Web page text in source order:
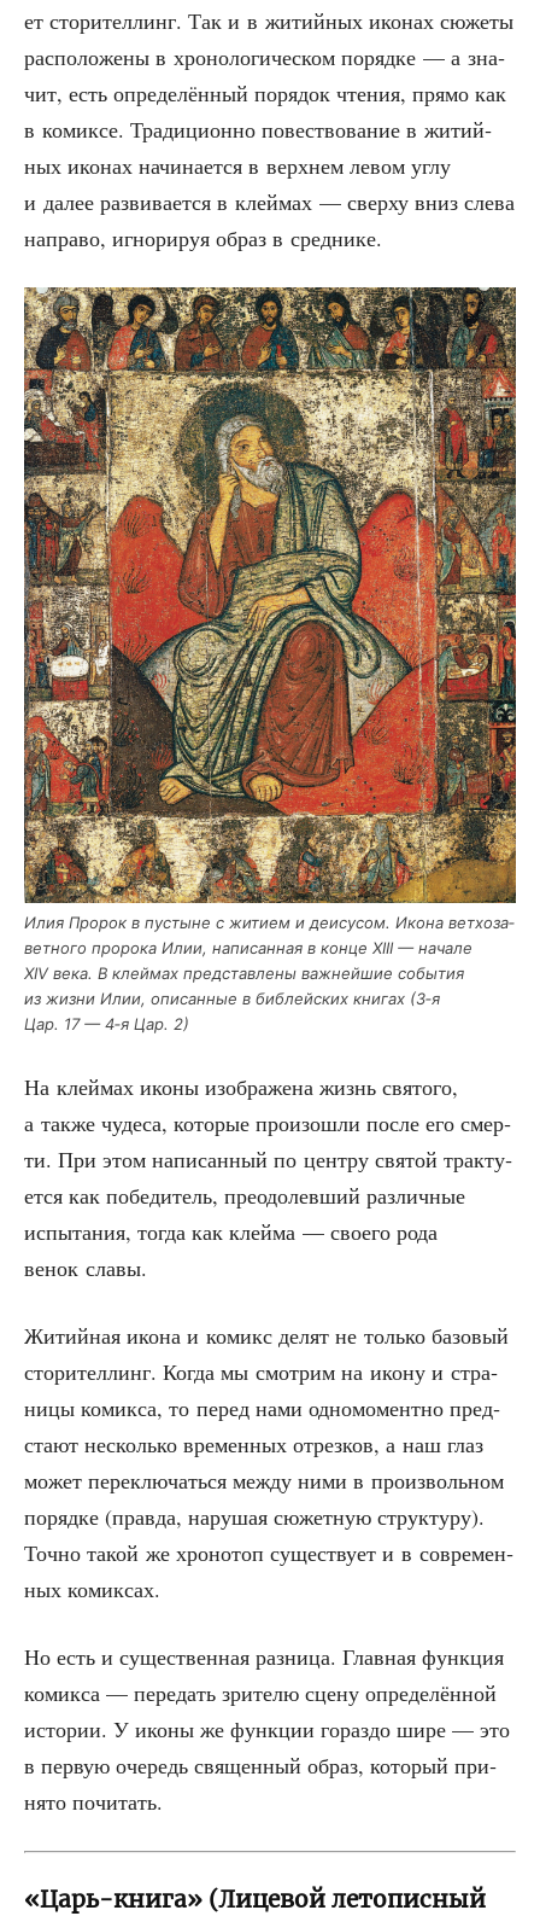
ет сто­ри­тел­линг. Так и в житий­ных ико­нах сюже­ты
рас­по­ло­же­ны в хро­но­ло­ги­че­ском поряд­ке — а зна­
чит, есть опре­де­лён­ный поря­док чте­ния, пря­мо как
в комик­се. Тра­ди­ци­он­но повест­во­ва­ние в житий­
ных ико­нах начи­на­ет­ся в верх­нем левом углу
и далее раз­ви­ва­ет­ся в клей­мах — свер­ху вниз сле­ва
напра­во, игно­ри­руя образ в среднике.
Илия Про­рок в пустыне с жити­ем и деи­су­сом. Ико­на вет­хо­за­
вет­но­го про­ро­ка Илии, напи­сан­ная в кон­це XIII — нача­ле
XIV века. В клей­мах пред­став­ле­ны важ­ней­шие собы­тия
из жиз­ни Илии, опи­сан­ные в биб­лей­ских кни­гах (3‑я
Цар. 17 — 4‑я Цар. 2)
На клей­мах ико­ны изоб­ра­же­на жизнь свя­то­го,
а так­же чуде­са, кото­рые про­изо­шли после его смер­
ти. При этом напи­сан­ный по цен­тру свя­той трак­ту­
ет­ся как побе­ди­тель, пре­одо­лев­ший раз­лич­ные
испы­та­ния, тогда как клей­ма — сво­е­го рода
венок славы.
Житий­ная ико­на и комикс делят не толь­ко базо­вый
сто­ри­тел­линг. Когда мы смот­рим на ико­ну и стра­
ни­цы комик­са, то перед нами одно­мо­мент­но пред­
ста­ют несколь­ко вре­мен­ных отрез­ков, а наш глаз
может пере­клю­чать­ся меж­ду ними в про­из­воль­ном
поряд­ке (прав­да, нару­шая сюжет­ную струк­ту­ру).
Точ­но такой же хро­но­топ суще­ству­ет и в совре­мен­
ных комиксах.
Но есть и суще­ствен­ная раз­ни­ца. Глав­ная функ­ция
комик­са — пере­дать зри­те­лю сце­ну опре­де­лён­ной
исто­рии. У ико­ны же функ­ции гораз­до шире — это
в первую оче­редь свя­щен­ный образ, кото­рый при­
ня­то почитать.
«Царь-книга» (Лицевой летописный